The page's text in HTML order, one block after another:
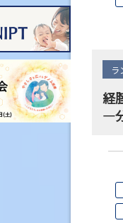
ラ
経
―